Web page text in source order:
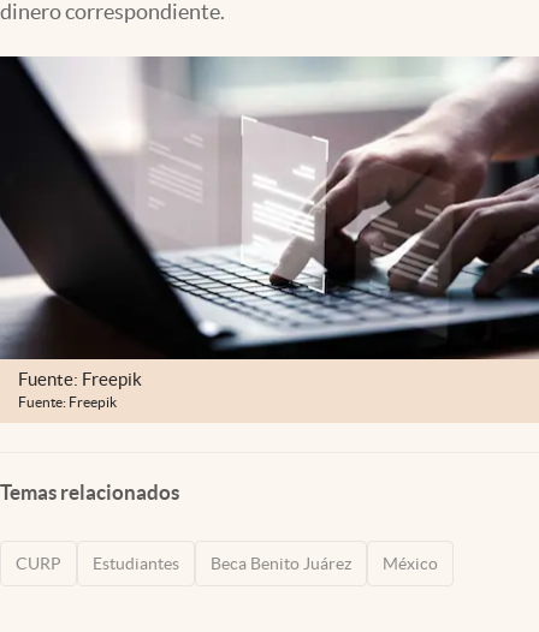
abre en nueva pestaña
dinero correspondiente.
Fuente: Freepik
Fuente: Freepik
Temas relacionados
CURP Estudiantes Beca Benito Juárez México